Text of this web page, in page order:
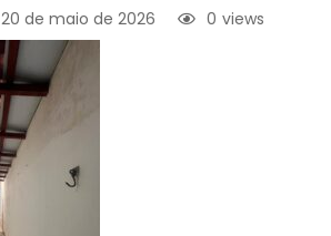
20 de maio de 2026 views
0